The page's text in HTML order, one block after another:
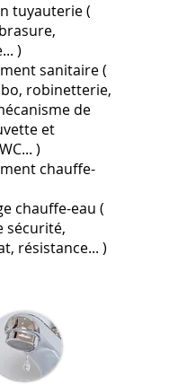
tuyauterie (
)
sanitaire (
robinetterie,
de
et
)
chauffe-
chauffe-eau (
sécurité,
résistance... )